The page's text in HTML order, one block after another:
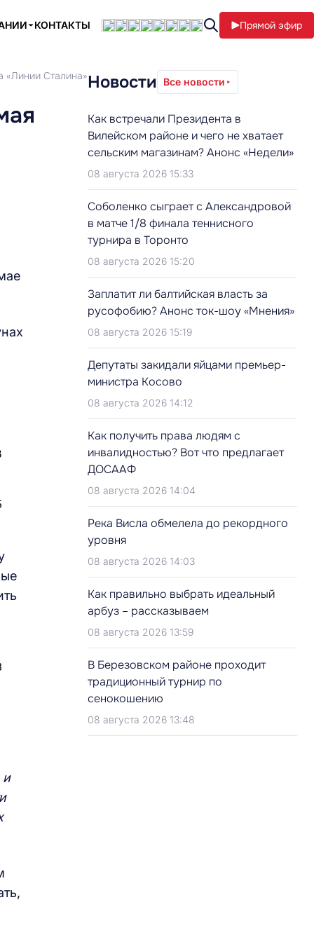
КОНТАКТЫ Прямой эфир
«Линии Сталина»
и
Новости Все новости
Как встречали Президента в
Вилейском районе и чего не хватает
сельским магазинам? Анонс «Недели»
08 августа 2026 15:33
Соболенко сыграет с Александровой
в матче 1/8 финала теннисного
турнира в Торонто
08 августа 2026 15:20
Заплатит ли балтийская власть за
русофобию? Анонс ток-шоу «Мнения»
08 августа 2026 15:19
Депутаты закидали яйцами премьер-
министра Косово
08 августа 2026 14:12
Как получить права людям с
инвалидностью? Вот что предлагает
ДОСААФ
08 августа 2026 14:04
Река Висла обмелела до рекордного
уровня
08 августа 2026 14:03
Как правильно выбрать идеальный
арбуз – рассказываем
08 августа 2026 13:59
В Березовском районе проходит
традиционный турнир по
сенокошению
08 августа 2026 13:48